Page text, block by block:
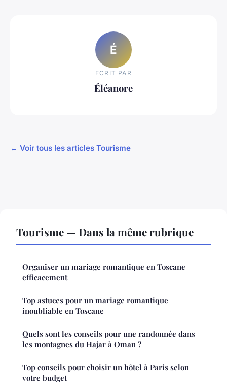
É
ECRIT PAR
Éléanore
← Voir tous les articles Tourisme
Tourisme — Dans la même rubrique
Organiser un mariage romantique en Toscane
efficacement
Top astuces pour un mariage romantique
inoubliable en Toscane
Quels sont les conseils pour une randonnée dans
les montagnes du Hajar à Oman ?
Top conseils pour choisir un hôtel à Paris selon
votre budget